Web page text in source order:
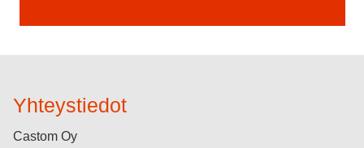
Yhteystiedot
Castom Oy